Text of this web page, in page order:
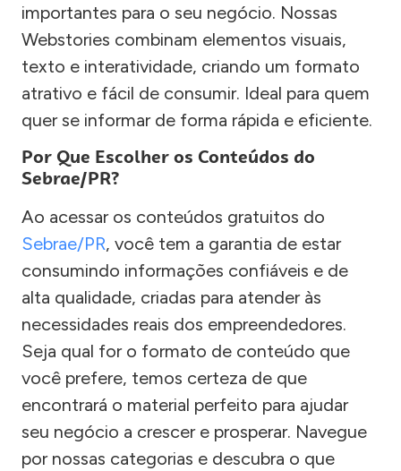
importantes para o seu negócio. Nossas
Webstories combinam elementos visuais,
texto e interatividade, criando um formato
atrativo e fácil de consumir. Ideal para quem
quer se informar de forma rápida e eficiente.
Por Que Escolher os Conteúdos do
Sebrae/PR?
Ao acessar os conteúdos gratuitos do
Sebrae/PR, você tem a garantia de estar
consumindo informações confiáveis e de
alta qualidade, criadas para atender às
necessidades reais dos empreendedores.
Seja qual for o formato de conteúdo que
você prefere, temos certeza de que
encontrará o material perfeito para ajudar
seu negócio a crescer e prosperar. Navegue
por nossas categorias e descubra o que